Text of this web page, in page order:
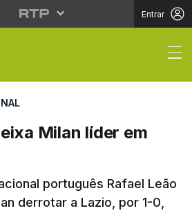
Entrar
deixa
Milan líder em
português Rafael Leão
derrotar a Lazio, por 1-0,